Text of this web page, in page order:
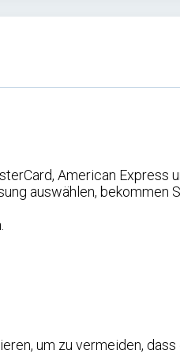
American Express
auswählen, bekommen
um zu vermeiden,